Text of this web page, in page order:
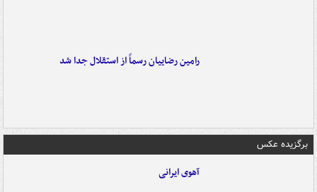
رامین رضاییان رسماً از استقلال جدا شد
برگزیده عکس
آهوی ایرانی